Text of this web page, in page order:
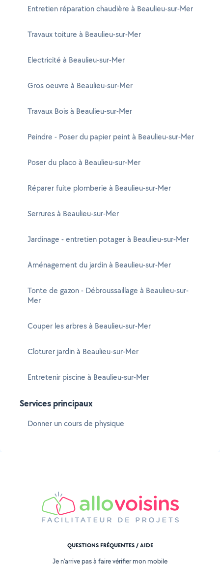
Entretien réparation chaudière à Beaulieu-sur-Mer
Travaux toiture à Beaulieu-sur-Mer
Electricité à Beaulieu-sur-Mer
Gros oeuvre à Beaulieu-sur-Mer
Travaux Bois à Beaulieu-sur-Mer
Peindre - Poser du papier peint à Beaulieu-sur-Mer
Poser du placo à Beaulieu-sur-Mer
Réparer fuite plomberie à Beaulieu-sur-Mer
Serrures à Beaulieu-sur-Mer
Jardinage - entretien potager à Beaulieu-sur-Mer
Aménagement du jardin à Beaulieu-sur-Mer
Tonte de gazon - Débroussaillage à Beaulieu-sur-
Mer
Couper les arbres à Beaulieu-sur-Mer
Cloturer jardin à Beaulieu-sur-Mer
Entretenir piscine à Beaulieu-sur-Mer
Services principaux
Donner un cours de physique
QUESTIONS FRÉQUENTES / AIDE
Je n'arrive pas à faire vérifier mon mobile